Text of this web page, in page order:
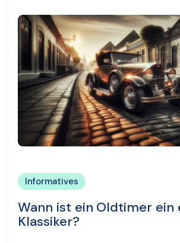
Informatives
Wann ist ein Oldtimer ein
Klassiker?